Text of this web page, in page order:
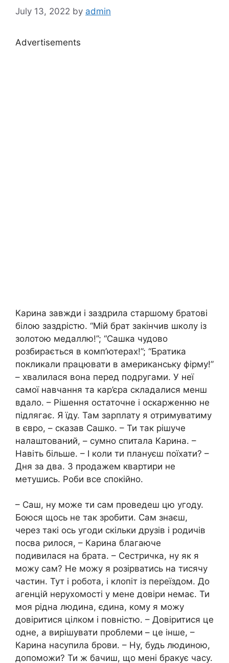
July 13, 2022 by admin
Advertisements
Карина завжди і заздрила старшому братові
білою заздрістю. “Мій брат закінчив школу із
золотою медаллю!”; “Сашка чудово
розбирається в комп’ютерах!”; “Братика
покликали працювати в американську фірму!”
– хвалилася вона перед подругами. У неї
самої навчання та кар’єра складалися менш
вдало. – Рішення остаточне і оскарженню не
підлягає. Я їду. Там зарплату я отримуватиму
в євро, – сказав Сашко. – Ти так рішуче
налаштований, – сумно спитала Карина. –
Навіть більше. – І коли ти плануєш поїхати? –
Дня за два. З продажем квартири не
метушись. Роби все спокійно.
– Саш, ну може ти сам проведеш цю угоду.
Боюся щось не так зробити. Сам знаєш,
через такі ось угоди скільки друзів і родичів
посва рилося, – Карина благаюче
подивилася на брата. – Сестричка, ну як я
можу сам? Не можу я розірватись на тисячу
частин. Тут і робота, і клопіт із переїздом. До
агенцій нерухомості у мене довіри немає. Ти
моя рідна людина, єдина, кому я можу
довіритися цілком і повністю. – Довіритися це
одне, а вирішувати проблеми – це інше, –
Карина насупила брови. – Ну, будь людиною,
допоможи? Ти ж бачиш, що мені бракує часу.